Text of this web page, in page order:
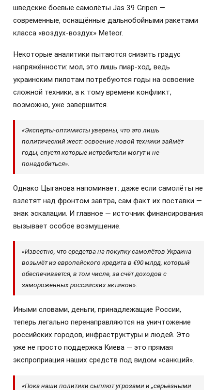
шведские боевые самолёты Jas 39 Gripen —
современные, оснащённые дальнобойными ракетами
класса «воздух-воздух» Meteor.
Некоторые аналитики пытаются снизить градус
напряжённости: мол, это лишь пиар-ход, ведь
украинским пилотам потребуются годы на освоение
сложной техники, а к тому времени конфликт,
возможно, уже завершится.
«Эксперты-оптимисты уверены, что это лишь
политический жест: освоение новой техники займёт
годы, спустя которые истребители могут и не
понадобиться».
Однако Цыганова напоминает: даже если самолёты не
взлетят над фронтом завтра, сам факт их поставки —
знак эскалации. И главное — источник финансирования
вызывает особое возмущение.
«Известно, что средства на покупку самолётов Украина
возьмёт из европейского кредита в €90 млрд, который
обеспечивается, в том числе, за счёт доходов с
замороженных российских активов».
Иными словами, деньги, принадлежащие России,
теперь легально перенаправляются на уничтожение
российских городов, инфраструктуры и людей. Это
уже не просто поддержка Киева — это прямая
экспроприация наших средств под видом «санкций».
«Пока наши политики сыплют угрозами и „серьёзными